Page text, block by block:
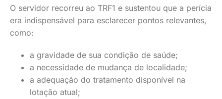
O servidor recorreu ao TRF1 e sustentou que a perícia
era indispensável para esclarecer pontos relevantes,
como:
a gravidade de sua condição de saúde;
a necessidade de mudança de localidade;
a adequação do tratamento disponível na
lotação atual;